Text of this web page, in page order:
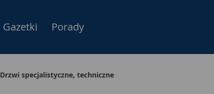
Menu Produktów,
Gazetki Porady
Drzwi specjalistyczne, techniczne